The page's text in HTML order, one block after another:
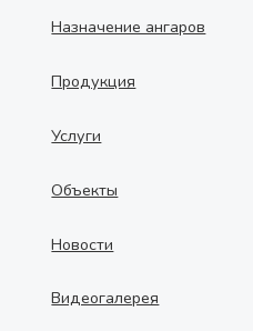
Назначение ангаров
Продукция
Услуги
Объекты
Новости
Видеогалерея